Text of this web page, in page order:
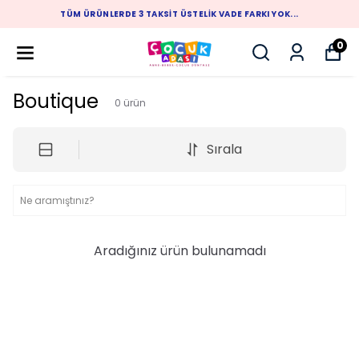
TÜM ÜRÜNLERDE 3 TAKSIT ÜSTELIK VADE FARKI YOK...
0
Boutique 0 ürün
Sırala
Aradığınız ürün bulunamadı